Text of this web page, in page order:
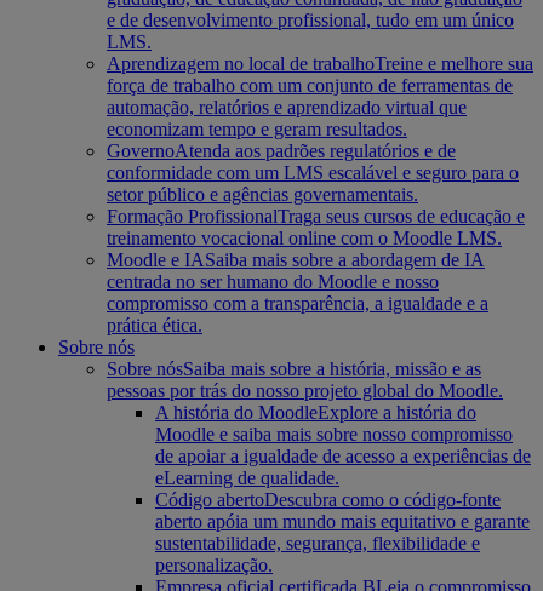
e de desenvolvimento profissional, tudo em um único
LMS.
Aprendizagem no local de trabalhoTreine e melhore sua
força de trabalho com um conjunto de ferramentas de
automação, relatórios e aprendizado virtual que
economizam tempo e geram resultados.
GovernoAtenda aos padrões regulatórios e de
conformidade com um LMS escalável e seguro para o
setor público e agências governamentais.
Formação ProfissionalTraga seus cursos de educação e
treinamento vocacional online com o Moodle LMS.
Moodle e IASaiba mais sobre a abordagem de IA
centrada no ser humano do Moodle e nosso
compromisso com a transparência, a igualdade e a
prática ética.
Sobre nós
Sobre nósSaiba mais sobre a história, missão e as
pessoas por trás do nosso projeto global do Moodle.
A história do MoodleExplore a história do
Moodle e saiba mais sobre nosso compromisso
de apoiar a igualdade de acesso a experiências de
eLearning de qualidade.
Código abertoDescubra como o código-fonte
aberto apóia um mundo mais equitativo e garante
sustentabilidade, segurança, flexibilidade e
personalização.
Empresa oficial certificada BLeia o compromisso